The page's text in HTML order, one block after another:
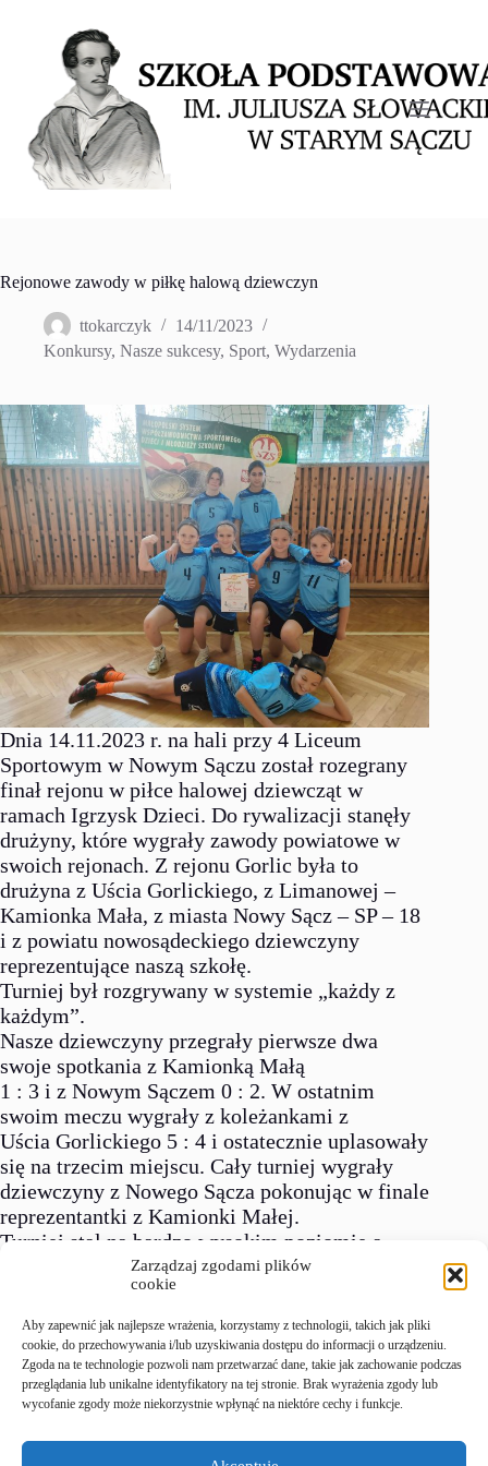
Zarządzaj zgodami plików
cookie
Aby zapewnić jak najlepsze wrażenia, korzystamy z technologii, takich jak pliki
cookie, do przechowywania i/lub uzyskiwania dostępu do informacji o urządzeniu.
Zgoda na te technologie pozwoli nam przetwarzać dane, takie jak zachowanie podczas
przeglądania lub unikalne identyfikatory na tej stronie. Brak wyrażenia zgody lub
wycofanie zgody może niekorzystnie wpłynąć na niektóre cechy i funkcje.
Rejonowe zawody w piłkę halową dziewczyn
ttokarczyk
14/11/2023
Konkursy, Nasze sukcesy, Sport, Wydarzenia
Dnia 14.11.2023 r. na hali przy 4 Liceum
Sportowym w Nowym Sączu został rozegrany
finał rejonu w piłce halowej dziewcząt w
ramach Igrzysk Dzieci. Do rywalizacji stanęły
drużyny, które wygrały zawody powiatowe w
swoich rejonach. Z rejonu Gorlic była to
drużyna z Uścia Gorlickiego, z Limanowej –
Kamionka Mała, z miasta Nowy Sącz – SP – 18
i z powiatu nowosądeckiego dziewczyny
reprezentujące naszą szkołę.
Turniej był rozgrywany w systemie „każdy z
każdym”.
Nasze dziewczyny przegrały pierwsze dwa
swoje spotkania z Kamionką Małą
1 : 3 i z Nowym Sączem 0 : 2. W ostatnim
swoim meczu wygrały z koleżankami z
Uścia Gorlickiego 5 : 4 i ostatecznie uplasowały
się na trzecim miejscu. Cały turniej wygrały
dziewczyny z Nowego Sącza pokonując w finale
reprezentantki z Kamionki Małej.
Turniej stał na bardzo wysokim poziomie a
naszym dziewczynom gratuluję dotarcia do tak
wysokiego szczebla rozgrywek.
Ze sportowym pozdrowieniem Maciej
Rejowski.